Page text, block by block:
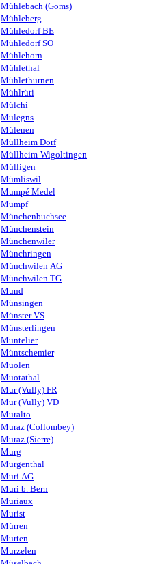
Mühlebach (Goms)
Mühleberg
Mühledorf BE
Mühledorf SO
Mühlehorn
Mühlethal
Mühlethurnen
Mühlrüti
Mülchi
Mulegns
Mülenen
Müllheim Dorf
Müllheim-Wigoltingen
Mülligen
Mümliswil
Mumpé Medel
Mumpf
Münchenbuchsee
Münchenstein
Münchenwiler
Münchringen
Münchwilen AG
Münchwilen TG
Mund
Münsingen
Münster VS
Münsterlingen
Muntelier
Müntschemier
Muolen
Muotathal
Mur (Vully) FR
Mur (Vully) VD
Muralto
Muraz (Collombey)
Muraz (Sierre)
Murg
Murgenthal
Muri AG
Muri b. Bern
Muriaux
Murist
Mürren
Murten
Murzelen